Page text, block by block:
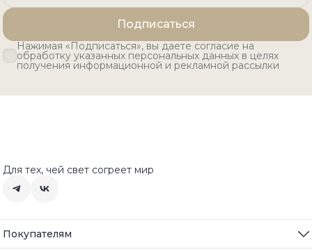
Подписаться
Нажимая «Подписаться», вы даете согласие на
обработку указанных персональных данных в целях
получения информационной и рекламной рассылки
Для тех, чей свет согреет мир
Покупателям